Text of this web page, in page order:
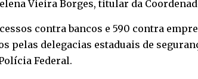
Vieira Borges, titular da
contra bancos e 590 contra
pelas delegacias estaduais de
Federal.